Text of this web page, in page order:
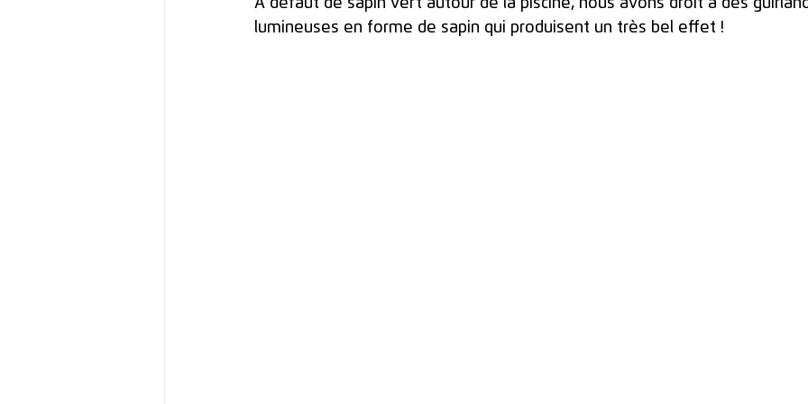
À défaut de sapin vert autour de la piscine, nous avons droit à des
lumineuses en forme de sapin qui produisent un très bel effet !